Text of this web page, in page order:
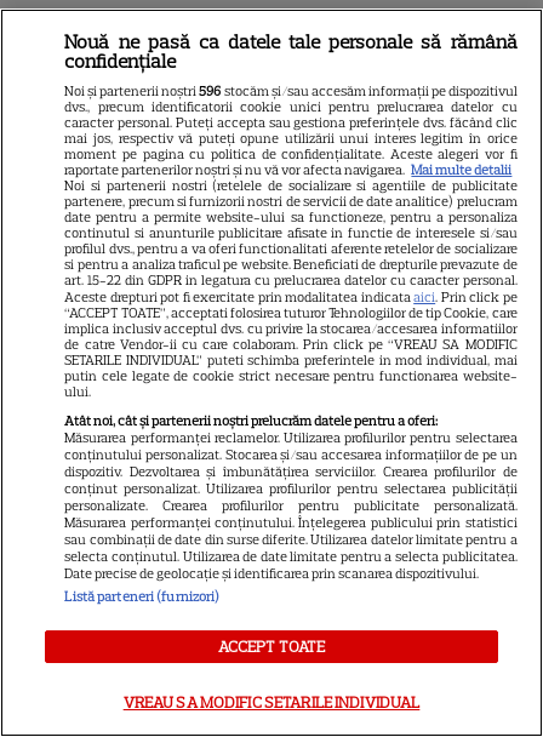
plecat din „Anatomia lui Grey”.
Discuția cu Shonda Rhimes
care a schimbat totul pentru
Cristina Yang
ARTICOLE PARTENERI
Horoscop 30 iulie 2026. Tauriii
se interesează mai puțin ce se
discută în spatele ușilor
închise
Luna plină din 29 iulie
momentul astral care îți poate
Nouă ne pasă ca datele tale personale să rămână
confidențiale
Noi și partenerii noștri596 stocăm și/sau accesăm informații pe dispozitivul
dvs., precum identificatorii cookie unici pentru prelucrarea datelor cu
caracter personal. Puteți accepta sau gestiona preferințele dvs. făcând clic
mai jos, respectiv vă puteți opune utilizării unui interes legitim în orice
moment pe pagina cu politica de confidențialitate. Aceste alegeri vor fi
raportate partenerilor noștri și nu vă vor afecta navigarea. Mai multe detalii
Noi si partenerii nostri (retelele de socializare si agentiile de publicitate
partenere, precum si furnizorii nostri de servicii de date analitice) prelucram
date pentru a permite website-ului sa functioneze, pentru a personaliza
continutul si anunturile publicitare afisate in functie de interesele si/sau
profilul dvs., pentru a va oferi functionalitati aferente retelelor de socializare
si pentru a analiza traficul pe website. Beneficiati de drepturile prevazute de
art. 15-22 din GDPR in legatura cu prelucrarea datelor cu caracter personal.
Aceste drepturi pot fi exercitate prin modalitatea indicataaici. Prin click pe
“ACCEPT TOATE”, acceptati folosirea tuturor Tehnologiilor de tip Cookie, care
implica inclusiv acceptul dvs. cu privire la stocarea/accesarea informatiilor
de catre Vendor-ii cu care colaboram. Prin click pe “VREAU SA MODIFIC
SETARILE INDIVIDUAL” puteti schimba preferintele in mod individual, mai
putin cele legate de cookie strict necesare pentru functionarea website-
ului.
Atât noi, cât și partenerii noștri prelucrăm datele pentru a oferi:
Măsurarea performanței reclamelor. Utilizarea profilurilor pentru selectarea
conținutului personalizat. Stocarea și/sau accesarea informațiilor de pe un
dispozitiv. Dezvoltarea și îmbunătățirea serviciilor. Crearea profilurilor de
conținut personalizat. Utilizarea profilurilor pentru selectarea publicității
personalizate. Crearea profilurilor pentru publicitate personalizată.
Măsurarea performanței conținutului. Înțelegerea publicului prin statistici
sau combinații de date din surse diferite. Utilizarea datelor limitate pentru a
selecta conținutul. Utilizarea de date limitate pentru a selecta publicitatea.
Date precise de geolocație și identificarea prin scanarea dispozitivului.
Listă parteneri (furnizori)
ACCEPT TOATE
VREAU SA MODIFIC SETARILE INDIVIDUAL